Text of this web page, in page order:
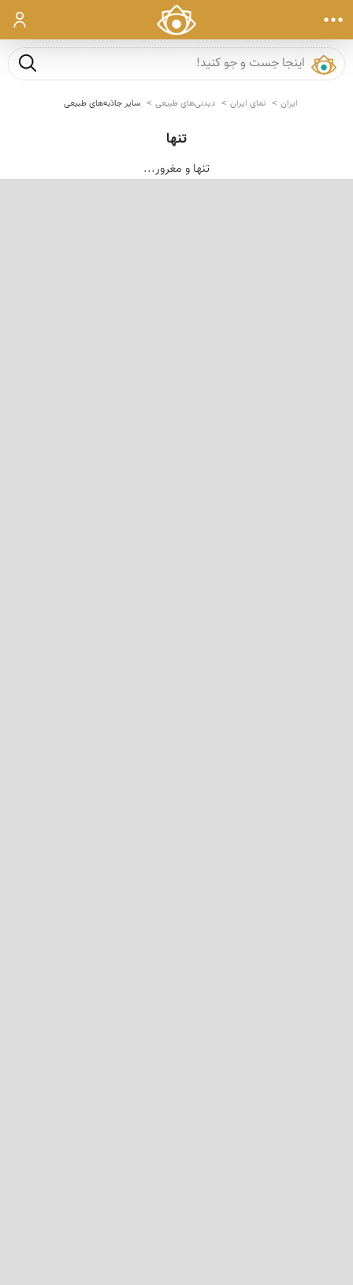
ورود
جست و
ایران نمای ایران دیدنی‌های طبیعی سایر جاذبه‌های طبیعی
تنها
تنها و مغرور...